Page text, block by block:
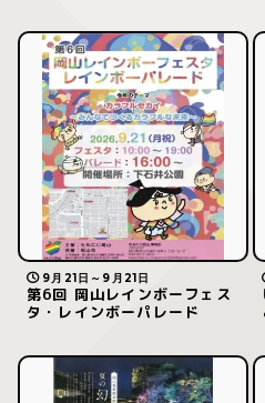
9月21日～9月21日
第6回 岡山レインボーフェス
タ・レインボーパレード